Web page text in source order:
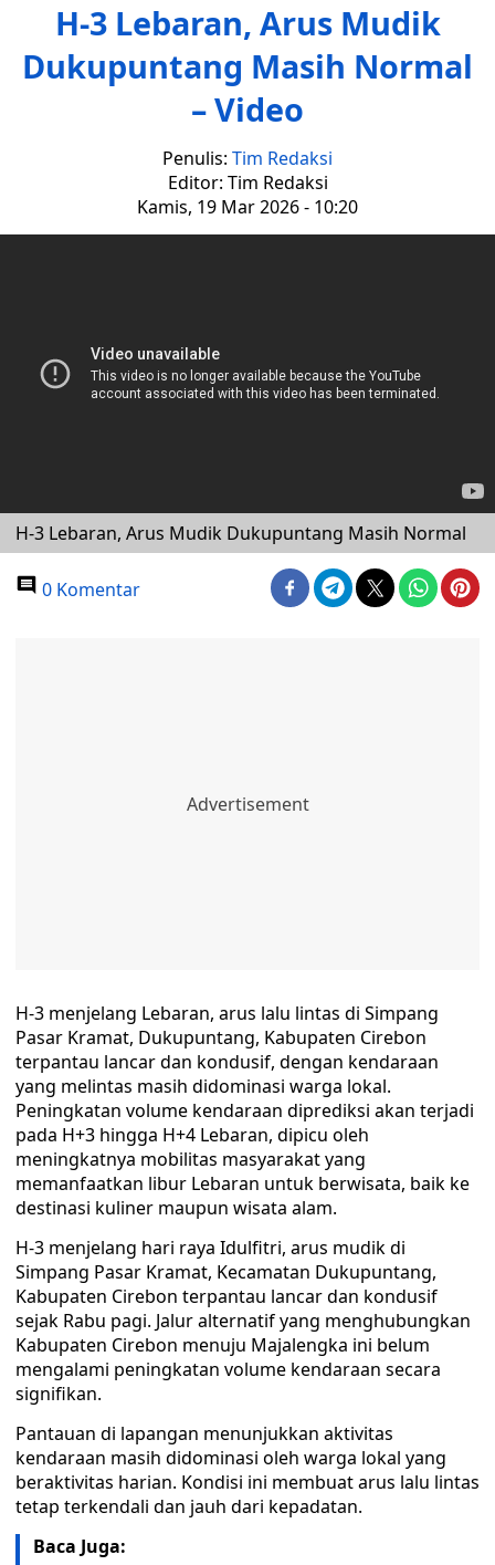
H-3 Lebaran, Arus Mudik
Dukupuntang Masih Normal
– Video
Penulis: Tim Redaksi
Editor: Tim Redaksi
Kamis, 19 Mar 2026 - 10:20
H-3 Lebaran, Arus Mudik Dukupuntang Masih Normal
0 Komentar
H-3 menjelang Lebaran, arus lalu lintas di Simpang
Pasar Kramat, Dukupuntang, Kabupaten Cirebon
terpantau lancar dan kondusif, dengan kendaraan
yang melintas masih didominasi warga lokal.
Peningkatan volume kendaraan diprediksi akan terjadi
pada H+3 hingga H+4 Lebaran, dipicu oleh
meningkatnya mobilitas masyarakat yang
memanfaatkan libur Lebaran untuk berwisata, baik ke
destinasi kuliner maupun wisata alam.‎‎
H-3 menjelang hari raya Idulfitri, arus mudik di
Simpang Pasar Kramat, Kecamatan Dukupuntang,
Kabupaten Cirebon terpantau lancar dan kondusif
sejak Rabu pagi. Jalur alternatif yang menghubungkan
Kabupaten Cirebon menuju Majalengka ini belum
mengalami peningkatan volume kendaraan secara
signifikan.
‎‎Pantauan di lapangan menunjukkan aktivitas
kendaraan masih didominasi oleh warga lokal yang
beraktivitas harian. Kondisi ini membuat arus lalu lintas
tetap terkendali dan jauh dari kepadatan.‎‎
Baca Juga: